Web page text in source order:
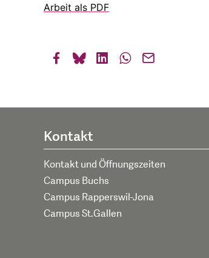
Arbeit als PDF
Kontakt
Kontakt und Öffnungszeiten
Campus Buchs
Campus Rapperswil-Jona
Campus St.Gallen